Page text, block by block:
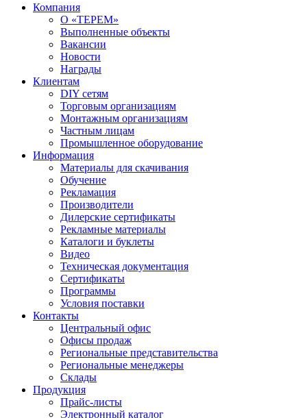
Компания
О «ТЕРЕМ»
Выполненные объекты
Вакансии
Новости
Награды
Клиентам
DIY сетям
Торговым организациям
Монтажным организациям
Частным лицам
Промышленное оборудование
Информация
Материалы для скачивания
Обучение
Рекламация
Производители
Дилерские сертификаты
Рекламные материалы
Каталоги и буклеты
Видео
Техническая документация
Сертификаты
Программы
Условия поставки
Контакты
Центральный офис
Офисы продаж
Региональные представительства
Региональные менеджеры
Склады
Продукция
Прайс-листы
Электронный каталог